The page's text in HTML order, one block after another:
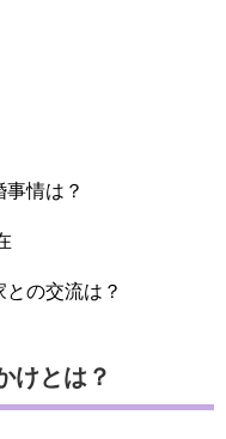
情は？
の交流は？
けとは？